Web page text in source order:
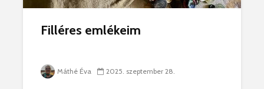
Filléres emlékeim
Máthé Éva 2025. szeptember 28.